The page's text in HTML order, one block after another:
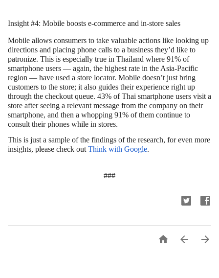
Insight #4: Mobile boosts e-commerce and in-store sales
Mobile allows consumers to take valuable actions like looking up
directions and placing phone calls to a business they’d like to
patronize. This is especially true in Thailand where 91% of
smartphone users — again, the highest rate in the Asia-Pacific
region — have used a store locator. Mobile doesn’t just bring
customers to the store; it also guides their experience right up
through the checkout queue. 43% of Thai smartphone users visit a
store after seeing a relevant message from the company on their
smartphone, and then a whopping 91% of them continue to
consult their phones while in stores.
This is just a sample of the findings of the research, for even more
insights, please check outThink with Google.
###
  